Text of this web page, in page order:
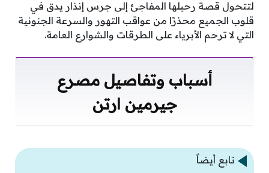
لتتحول قصة رحيلها المفاجئ إلى جرس إنذار يدق في
قلوب الجميع محذرًا من عواقب التهور والسرعة الجنونية
التي لا ترحم الأبرياء على الطرقات والشوارع العامة.
أسباب وتفاصيل مصرع
جيرمين ارتن
تابع أيضاً